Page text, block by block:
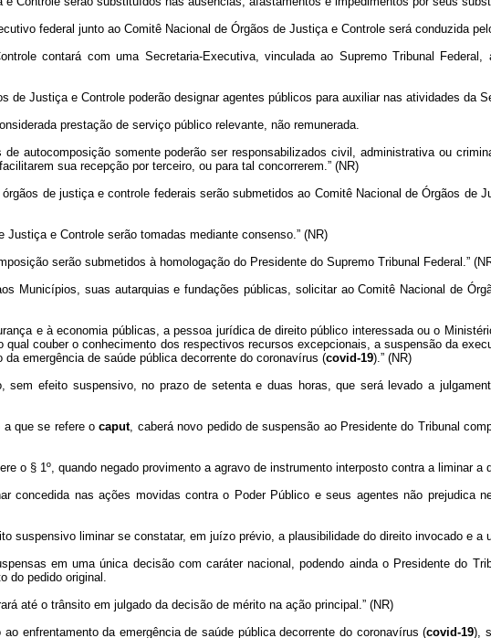
federal junto ao Comitê Nacional de Órgãos de Justiça e Controle será conduzida
contará com uma Secretaria-Executiva, vinculada ao Supremo Tribunal
de Justiça e Controle poderão designar agentes públicos para auxiliar nas atividades da
prestação de serviço público relevante, não remunerada.
autocomposição somente poderão ser responsabilizados civil, administrativa ou
sua recepção por terceiro, ou para tal concorrerem.” (NR)
de justiça e controle federais serão submetidos ao Comitê Nacional de Órgãos de
e Controle serão tomadas mediante consenso.” (NR)
serão submetidos à homologação do Presidente do Supremo Tribunal Federal.”
Municípios, suas autarquias e fundações públicas, solicitar ao Comitê Nacional de
e à economia públicas, a pessoa jurídica de direito público interessada ou o
qual couber o conhecimento dos respectivos recursos excepcionais, a suspensão da
emergência de saúde pública decorrente do coronavírus (covid-19).” (NR)
efeito suspensivo, no prazo de setenta e duas horas, que será levado a
a que se refere ocaput, caberá novo pedido de suspensão ao Presidente do Tribunal
o § 1º, quando negado provimento a agravo de instrumento interposto contra a liminar a
concedida nas ações movidas contra o Poder Público e seus agentes não prejudica
suspensivo liminar se constatar, em juízo prévio, a plausibilidade do direito invocado e a
em uma única decisão com caráter nacional, podendo ainda o Presidente do
do pedido original.
até o trânsito em julgado da decisão de mérito na ação principal.” (NR)
enfrentamento da emergência de saúde pública decorrente do coronavírus (covid-19),